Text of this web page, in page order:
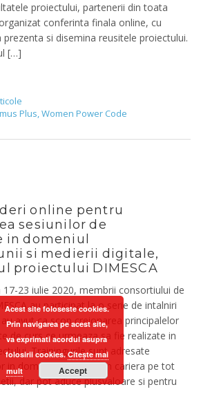
proiectului, partenerii din toata
conferinta finala online, cu
prezenta si disemina reusitele proiectului.
[…]
Plus,Women Power Code
online pentru
sesiunilor de
in domeniul
si medierii digitale,
proiectului DIMESCA
17-23 iulie 2020, membrii consortiului de
au participat la o serie de intalniri
avut ca scop creionarea principalelor
de curs ce urmeaza sa fie realizate in
Trainingurile sunt adresate
in domeniul orientarii in cariera pe tot
dar pot aduce plusvaloare si pentru
Acest site foloseste cookies.
Prin navigarea pe acest site,
va exprimati acordul asupra
folosirii cookies.Citește mai
mult
Accept